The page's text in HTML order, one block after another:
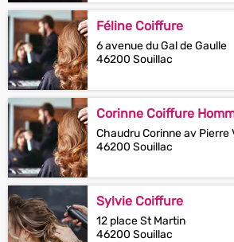
Féline Coiffure
6 avenue du Gal de Gaulle
46200 Souillac
Corinne Coiffure
Chaudru Corinne av Pierre
46200 Souillac
Sylvie Coiffure
12 place St Martin
46200 Souillac